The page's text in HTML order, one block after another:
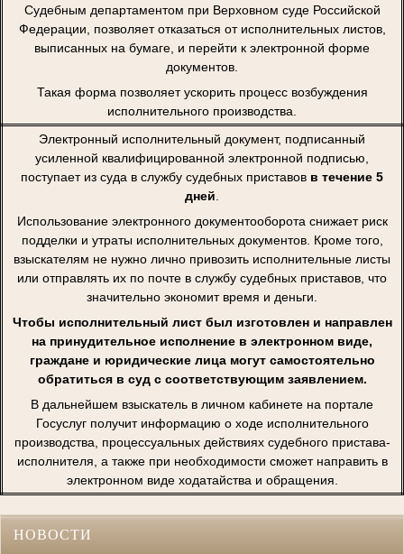
Судебным департаментом при Верховном суде Российской
Федерации, позволяет отказаться от исполнительных листов,
выписанных на бумаге, и перейти к электронной форме
документов.
Такая форма позволяет ускорить процесс возбуждения
исполнительного производства.
Электронный исполнительный документ, подписанный
усиленной квалифицированной электронной подписью,
поступает из суда в службу судебных приставов в течение 5
дней
Использование электронного документооборота снижает риск
подделки и утраты исполнительных документов. Кроме того,
взыскателям не нужно лично привозить исполнительные листы
или отправлять их по почте в службу судебных приставов, что
значительно экономит время и деньги.
Чтобы исполнительный лист был изготовлен и направлен
на принудительное исполнение в электронном виде,
граждане и юридические лица могут самостоятельно
обратиться в суд с соответствующим заявлением.
В дальнейшем взыскатель в личном кабинете на портале
Госуслуг получит информацию о ходе исполнительного
производства, процессуальных действиях судебного пристава-
исполнителя, а также при необходимости сможет направить в
электронном виде ходатайства и обращения.
НОВОСТИ